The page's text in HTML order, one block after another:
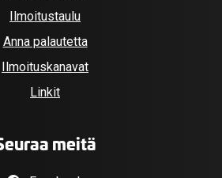
Ilmoitustaulu
Anna palautetta
Ilmoituskanavat
Linkit
meitä